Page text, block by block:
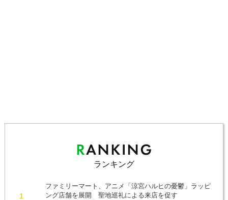
ランキング
ファミリーマート、アニメ「涼宮ハルヒの憂鬱」ラッピ
ング店舗を展開 聖地巡礼による来店を促す